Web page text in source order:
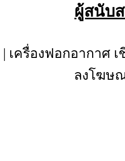
ผู้สนับ
| เครื่องฟอกอากาศ
ลงโฆษ